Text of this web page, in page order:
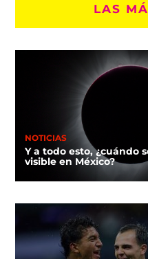
LAS
NOTICIAS
Y a todo esto, ¿cuándo
visible en México?